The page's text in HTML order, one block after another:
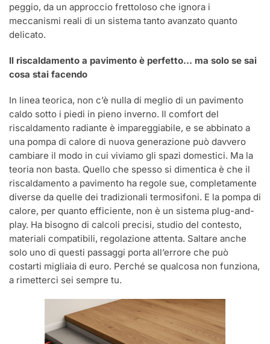
peggio, da un approccio frettoloso che ignora i
meccanismi reali di un sistema tanto avanzato quanto
delicato.
Il riscaldamento a pavimento è perfetto… ma solo se sai
cosa stai facendo
In linea teorica, non c’è nulla di meglio di un pavimento
caldo sotto i piedi in pieno inverno. Il comfort del
riscaldamento radiante è impareggiabile, e se abbinato a
una pompa di calore di nuova generazione può davvero
cambiare il modo in cui viviamo gli spazi domestici. Ma la
teoria non basta. Quello che spesso si dimentica è che il
riscaldamento a pavimento ha regole sue, completamente
diverse da quelle dei tradizionali termosifoni. E la pompa di
calore, per quanto efficiente, non è un sistema plug-and-
play. Ha bisogno di calcoli precisi, studio del contesto,
materiali compatibili, regolazione attenta. Saltare anche
solo uno di questi passaggi porta all’errore che può
costarti migliaia di euro. Perché se qualcosa non funziona,
a rimetterci sei sempre tu.